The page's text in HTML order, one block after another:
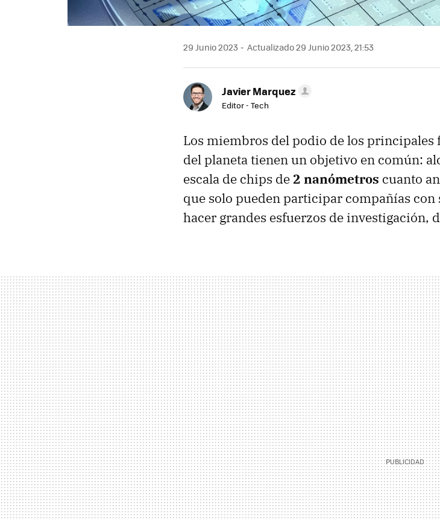
29 Junio 2023 Actualizado 29 Junio 2023, 21:53
Javier Marquez
Editor - Tech
Los miembros del podio de los
del planeta tienen un objetivo en común:
escala de chips de2 nanómetros cuanto
que solo pueden participar compañías
hacer grandes esfuerzos de investigación,